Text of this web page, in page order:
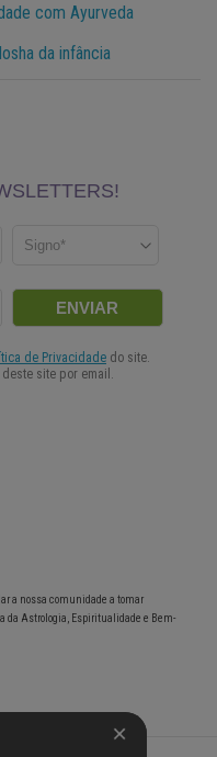
com Ayurveda
da infância
a nossa comunidade a tomar
Astrologia, Espiritualidade e Bem-